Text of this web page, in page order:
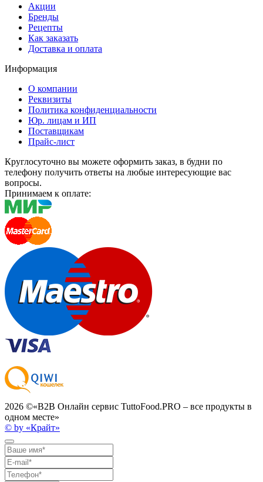
Акции
Бренды
Рецепты
Как заказать
Доставка и оплата
Информация
О компании
Реквизиты
Политика конфиденциальности
Юр. лицам и ИП
Поставщикам
Прайс-лист
Круглосуточно вы можете оформить заказ, в будни по
телефону получить ответы на любые интересующие вас
вопросы.
Принимаем к оплате:
2026 ©«B2B Онлайн сервис TuttoFood.PRO – все продукты в
одном месте»
© by «Крайт»